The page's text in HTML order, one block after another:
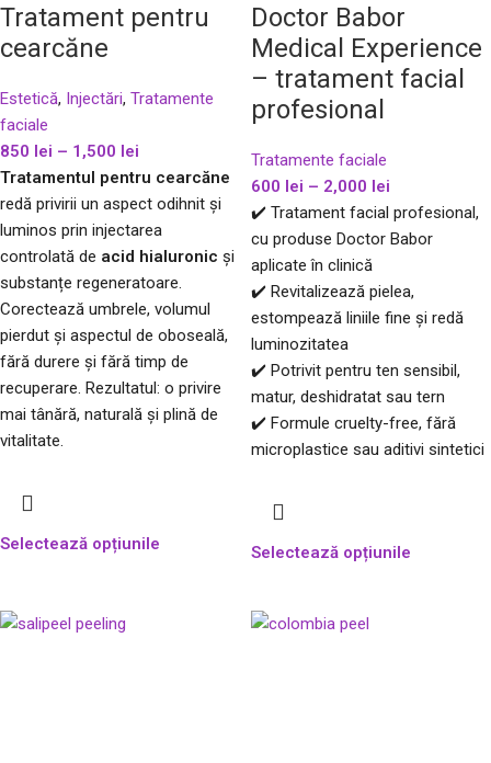
Tratament pentru
cearcăne
Estetică, Injectări, Tratamente
faciale
850 lei – 1,500 lei
Tratamentul pentru cearcăne
redă privirii un aspect odihnit și
luminos prin injectarea
controlată de acid hialuronic și
substanțe regeneratoare.
Corectează umbrele, volumul
pierdut și aspectul de oboseală,
fără durere și fără timp de
recuperare. Rezultatul: o privire
mai tânără, naturală și plină de
vitalitate.
Selectează opțiunile
Doctor Babor
Medical Experience
– tratament facial
profesional
Tratamente faciale
600 lei – 2,000 lei
✔️ Tratament facial profesional,
cu produse Doctor Babor
aplicate în clinică
✔️ Revitalizează pielea,
estompează liniile fine și redă
luminozitatea
✔️ Potrivit pentru ten sensibil,
matur, deshidratat sau tern
✔️ Formule cruelty-free, fără
microplastice sau aditivi sintetici
Selectează opțiunile